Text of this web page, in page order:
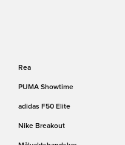
Rea
PUMA Showtime
adidas F50 Elite
Nike Breakout